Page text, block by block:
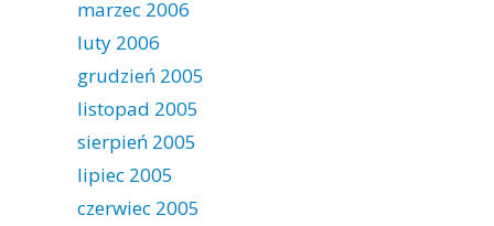
marzec 2006
luty 2006
grudzień 2005
listopad 2005
sierpień 2005
lipiec 2005
czerwiec 2005